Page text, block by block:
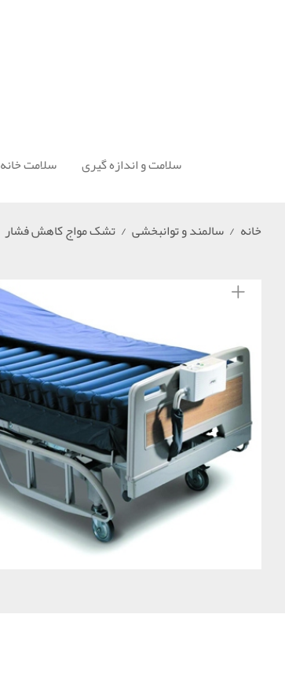
سلامت و اندازه گیری سلامت خانه
خانه / سالمند و توانبخشی / تشک مواج کاهش فشار